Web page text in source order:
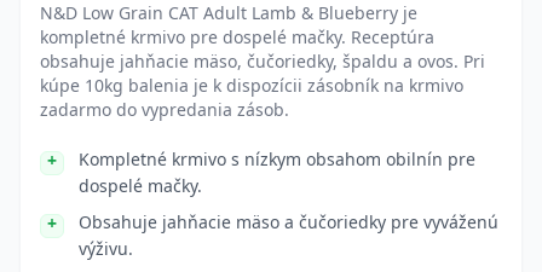
N&D Low Grain CAT Adult Lamb & Blueberry je
kompletné krmivo pre dospelé mačky. Receptúra
obsahuje jahňacie mäso, čučoriedky, špaldu a ovos. Pri
kúpe 10kg balenia je k dispozícii zásobník na krmivo
zadarmo do vypredania zásob.
Kompletné krmivo s nízkym obsahom obilnín pre
dospelé mačky.
Obsahuje jahňacie mäso a čučoriedky pre vyváženú
výživu.